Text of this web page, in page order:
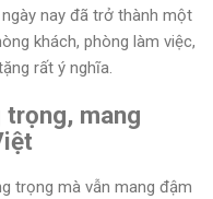
nay đã trở thành một
khách, phòng làm việc,
rất ý nghĩa.
trọng, mang
trọng mà vẫn mang đậm